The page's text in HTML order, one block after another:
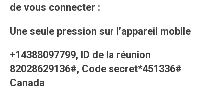
de vous connecter :
Une seule pression sur l’appareil mobile
+14388097799, ID de la réunion
82028629136#, Code secret*451336#
Canada